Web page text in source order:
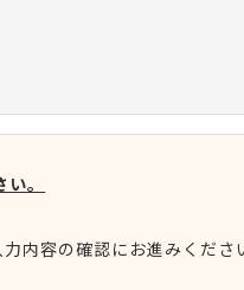
。
力内容の確認にお進みくださ